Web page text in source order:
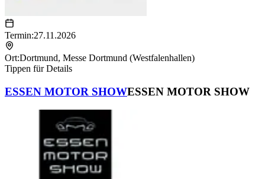
Termin:27.11.2026
Ort:Dortmund, Messe Dortmund (Westfalenhallen)
Tippen für Details
ESSEN MOTOR SHOWESSEN MOTOR SHOW